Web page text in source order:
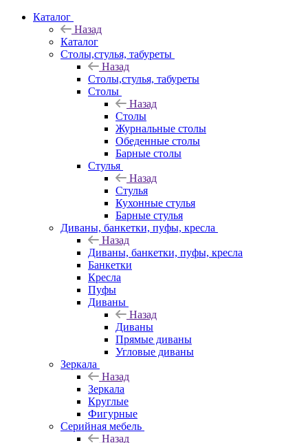
Каталог
Назад
Каталог
Столы,стулья, табуреты
Назад
Столы,стулья, табуреты
Столы
Назад
Столы
Журнальные столы
Обеденные столы
Барные столы
Стулья
Назад
Стулья
Кухонные стулья
Барные стулья
Диваны, банкетки, пуфы, кресла
Назад
Диваны, банкетки, пуфы, кресла
Банкетки
Кресла
Пуфы
Диваны
Назад
Диваны
Прямые диваны
Угловые диваны
Зеркала
Назад
Зеркала
Круглые
Фигурные
Серийная мебель
Назад